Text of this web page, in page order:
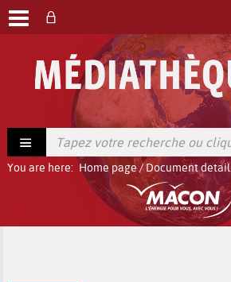
You are here: Home page/Document detail